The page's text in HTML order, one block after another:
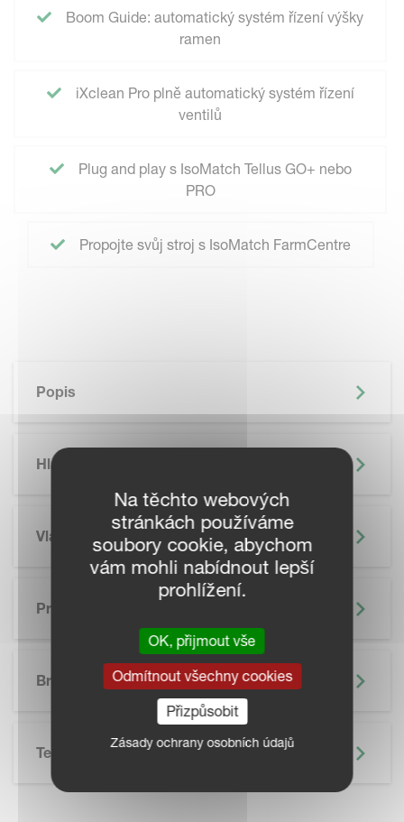
Boom Guide: automatický systém řízení výšky
ramen
iXclean Pro plně automatický systém řízení
ventilů
Plug and play s IsoMatch Tellus GO+ nebo
PRO
Propojte svůj stroj s IsoMatch FarmCentre
Popis
Hlavní Výhody
Vlastnosti
Precizní Zemědělství
Brožura
SKIP BROCHURE
Technické Údaje
Na těchto webových
stránkách používáme
soubory cookie, abychom
vám mohli nabídnout lepší
prohlížení.
OK, přijmout vše
Odmítnout všechny cookies
Přizpůsobit
Zásady ochrany osobních údajů